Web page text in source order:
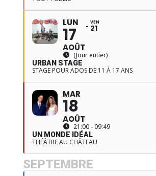
LUN
17
AOÛT
VEN
21
(Jour entier)
URBAN STAGE
STAGE POUR ADOS DE 11 À 17 ANS
MAR
18
AOÛT
21:00 - 09:49
UN MONDE IDÉAL
THÉÂTRE AU CHÂTEAU
SEPTEMBRE